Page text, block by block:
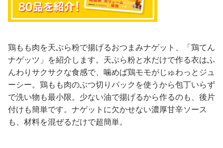
鶏もも肉を天ぷら粉で揚げるおつまみナゲット、「鶏てん
ナゲッツ」を紹介します。天ぷら粉と水だけで作る衣はふ
んわりサクサクな食感で、噛めば鶏モモがじゅわっとジュ
ーシー。鶏もも肉のぶつ切りパックを使うから包丁いらず
で洗い物も最小限。少ない油で揚げるから作るのも、後片
付けも簡単です。ナゲットに欠かせない濃厚甘辛ソース
も、材料を混ぜるだけで超簡単。